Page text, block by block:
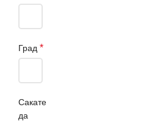
Град *
Сакате
да